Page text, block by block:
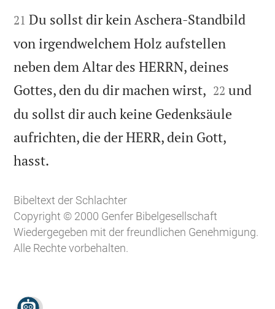


21 Du sollst dir kein Aschera-Standbild
von irgendwelchem Holz aufstellen
neben dem Altar des HERRN, deines
Gottes, den du dir machen wirst, 

22 und
du sollst dir auch keine Gedenksäule
aufrichten, die der HERR, dein Gott,
hasst.
Bibeltext der Schlachter
Copyright © 2000 Genfer Bibelgesellschaft
Wiedergegeben mit der freundlichen Genehmigung.
Alle Rechte vorbehalten.